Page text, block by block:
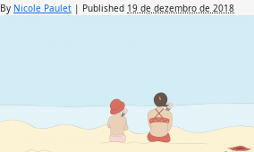
By Nicole Paulet | Published 19 de dezembro de 2018